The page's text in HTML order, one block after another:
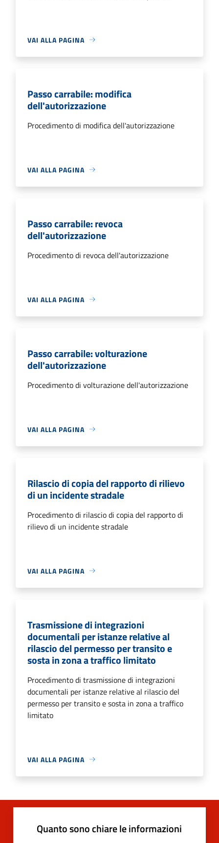
VAI ALLA PAGINA
Passo carrabile: modifica
dell'autorizzazione
Procedimento di modifica dell'autorizzazione
VAI ALLA PAGINA
Passo carrabile: revoca
dell'autorizzazione
Procedimento di revoca dell'autorizzazione
VAI ALLA PAGINA
Passo carrabile: volturazione
dell'autorizzazione
Procedimento di volturazione dell'autorizzazione
VAI ALLA PAGINA
Rilascio di copia del rapporto di rilievo
di un incidente stradale
Procedimento di rilascio di copia del rapporto di
rilievo di un incidente stradale
VAI ALLA PAGINA
Trasmissione di integrazioni
documentali per istanze relative al
rilascio del permesso per transito e
sosta in zona a traffico limitato
Procedimento di trasmissione di integrazioni
documentali per istanze relative al rilascio del
permesso per transito e sosta in zona a traffico
limitato
VAI ALLA PAGINA
Quanto sono chiare le informazioni